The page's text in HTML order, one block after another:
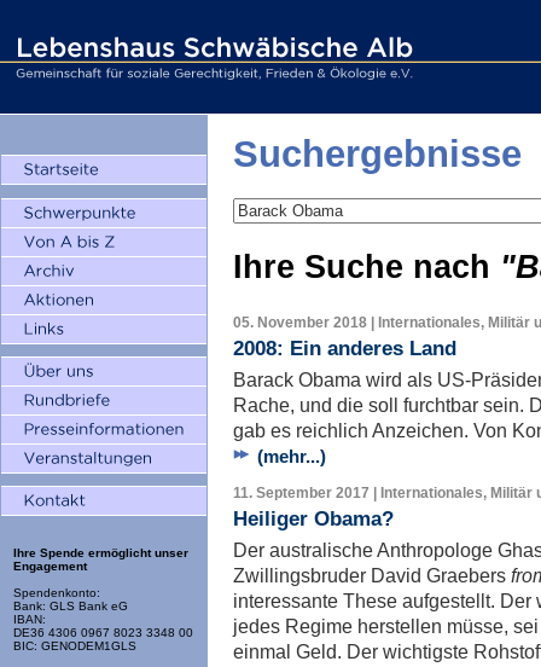
Ihre Spende ermöglicht unser
Engagement
Spendenkonto:
Bank: GLS Bank eG
IBAN:
DE36 4306 0967 8023 3348 00
BIC: GENODEM1GLS
Suchergebnisse
Ihre Suche nach
05. November 2018 | Internationales, Militär
2008: Ein anderes Land
Barack Obama wird als US-
Rache, und die soll furchtbar sein.
gab es reichlich Anzeichen. Von
(mehr...)
11. September 2017 | Internationales, Militär
Heiliger Obama?
Der australische Anthropologe
Zwillingsbruder David Graebers
interessante These aufgestellt.
jedes Regime herstellen müsse,
einmal Geld. Der wichtigste